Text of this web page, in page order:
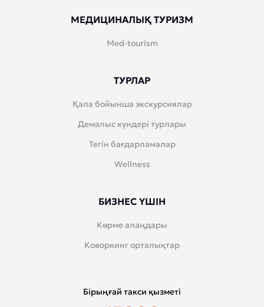
МЕДИЦИНАЛЫҚ ТУРИЗМ
Med-tourism
ТУРЛАР
Қала бойынша экскурсиялар
Демалыс күндері турлары
Тегін бағдарламалар
Wellness
БИЗНЕС ҮШІН
Көрме алаңдары
Коворкинг орталықтар
Бірыңғай такси қызметі